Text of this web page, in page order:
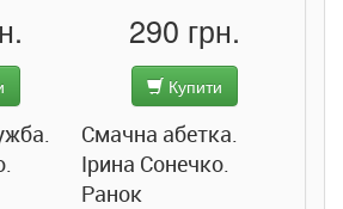
290 грн.
Купити
Смачна абетка.
Ірина Сонечко.
Ранок